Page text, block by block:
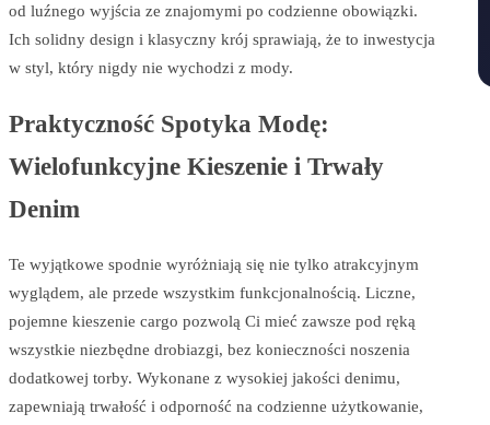
od luźnego wyjścia ze znajomymi po codzienne obowiązki.
Ich solidny design i klasyczny krój sprawiają, że to inwestycja
w styl, który nigdy nie wychodzi z mody.
Praktyczność Spotyka Modę:
Wielofunkcyjne Kieszenie i Trwały
Denim
Te wyjątkowe spodnie wyróżniają się nie tylko atrakcyjnym
wyglądem, ale przede wszystkim funkcjonalnością. Liczne,
pojemne kieszenie cargo pozwolą Ci mieć zawsze pod ręką
wszystkie niezbędne drobiazgi, bez konieczności noszenia
dodatkowej torby. Wykonane z wysokiej jakości denimu,
zapewniają trwałość i odporność na codzienne użytkowanie,